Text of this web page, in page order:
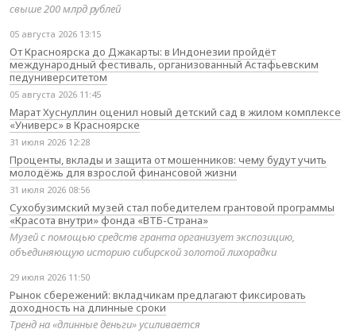
свыше 200 млрд рублей
05 августа 2026 13:15
От Красноярска до Джакарты: в Индонезии пройдёт
международный фестиваль, организованный Астафьевским
педуниверситетом
05 августа 2026 11:45
Марат Хуснуллин оценил новый детский сад в жилом комплексе
«Универс» в Красноярске
31 июля 2026 12:28
Проценты, вклады и защита от мошенников: чему будут учить
молодёжь для взрослой финансовой жизни
31 июля 2026 08:56
Сухобузимский музей стал победителем грантовой программы
«Красота внутри» фонда «ВТБ-Страна»
Музей с помощью средств гранта организует экспозицию,
объединяющую историю сибирской золотой лихорадки
29 июля 2026 11:50
Рынок сбережений: вкладчикам предлагают фиксировать
доходность на длинные сроки
Тренд на «длинные деньги» усиливается